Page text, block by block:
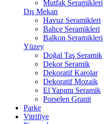
Mutfak Seramikleri
Dış Mekan
Havuz Seramikleri
Bahçe Seramikleri
Balkon Seramikleri
Yüzey
Doğal Taş Seramik
Dekor Seramik
Dekoratif Karolar
Dekoratif Mozaik
El Yapımı Seramik
Porselen Granit
Parke
Vitrifiye